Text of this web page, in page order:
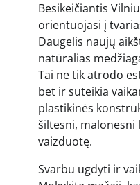
Besikeičiantis
orientuojasi į
Daugelis naujų
natūralias
Tai ne tik atrodo
bet ir suteikia
plastikinės
šiltesni, malonesni
vaizduotę.
Svarbu ugdyti ir